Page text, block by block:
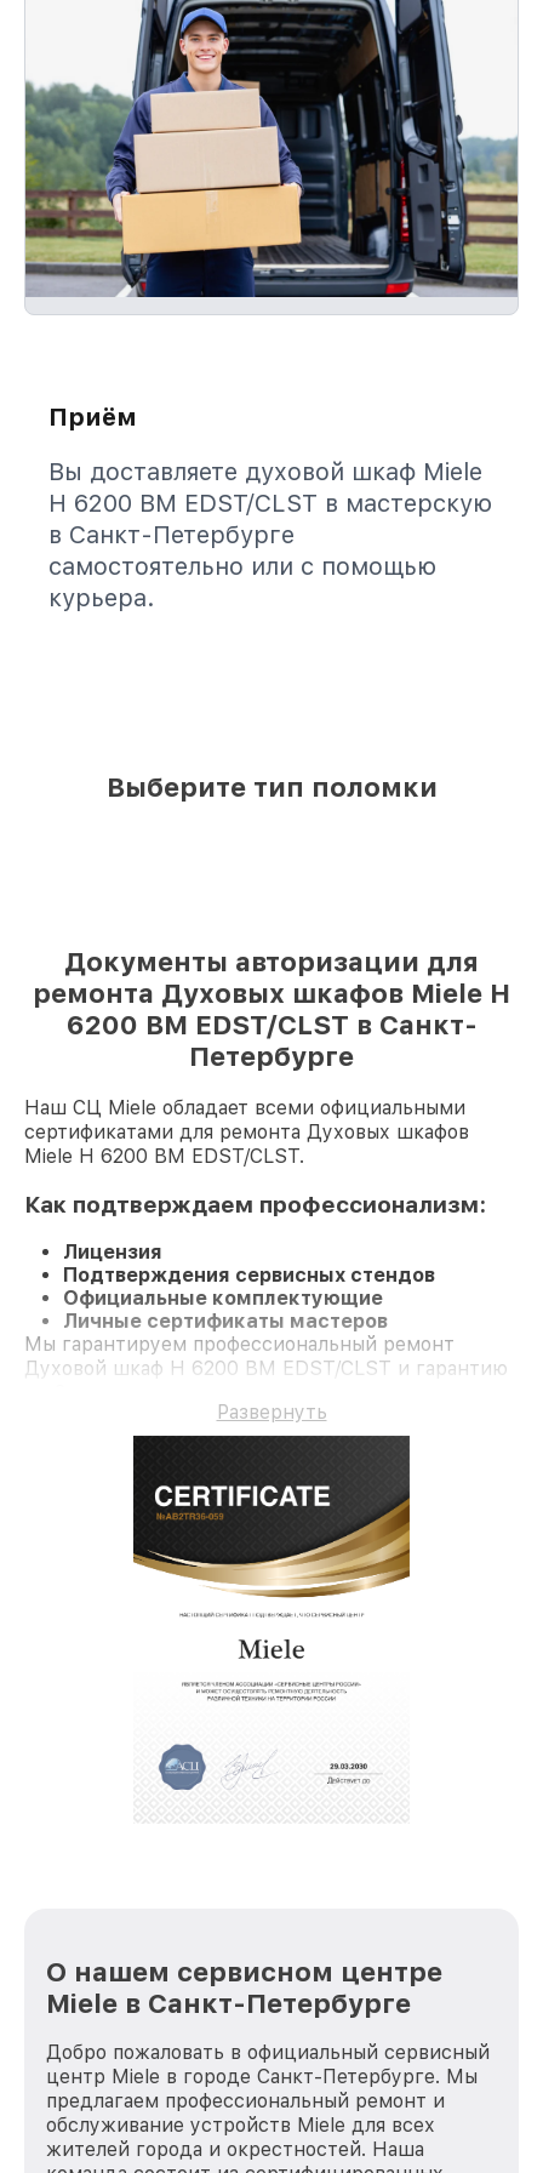
Приём
Вы доставляете духовой шкаф Miele
H 6200 BM EDST/CLST в мастерскую
в Санкт-Петербурге
самостоятельно или с помощью
курьера.
Выберите тип поломки
Документы авторизации для
ремонта Духовых шкафов Miele H
6200 BM EDST/CLST в Санкт-
Петербурге
Наш СЦ Miele обладает всеми официальными
сертификатами для ремонта Духовых шкафов
Miele H 6200 BM EDST/CLST.
Как подтверждаем профессионализм:
Лицензия
Подтверждения сервисных стендов
Официальные комплектующие
Личные сертификаты мастеров
Мы гарантируем профессиональный ремонт
Духовой шкаф H 6200 BM EDST/CLST и гарантию
Развернуть
О нашем сервисном центре
Miele в Санкт-Петербурге
Добро пожаловать в официальный сервисный
центр Miele в городе Санкт-Петербурге. Мы
предлагаем профессиональный ремонт и
обслуживание устройств Miele для всех
жителей города и окрестностей. Наша